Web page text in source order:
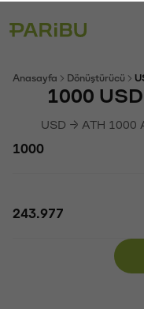
Anasayfa Dönüştürücü
1000
USD → ATH 1000